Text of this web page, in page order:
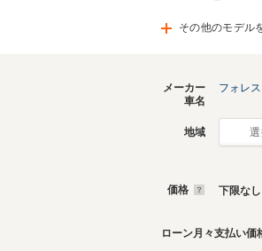
その他のモデル
メーカー
車名
フォレ
地域
価格 下限なし
ローン月々支払い価